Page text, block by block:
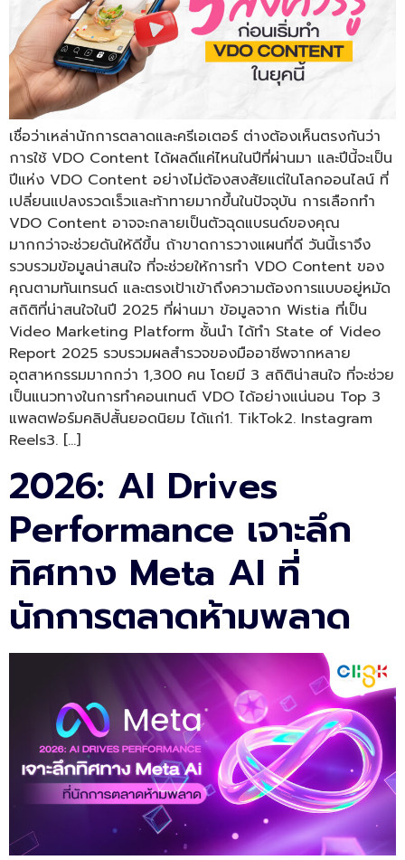
เชื่อว่าเหล่านักการตลาดและครีเอเตอร์ ต่างต้องเห็นตรงกันว่า
การใช้ VDO Content ได้ผลดีแค่ไหนในปีที่ผ่านมา และปีนี้จะเป็น
ปีแห่ง VDO Content อย่างไม่ต้องสงสัยแต่ในโลกออนไลน์ ที่
เปลี่ยนแปลงรวดเร็วและท้าทายมากขึ้นในปัจจุบัน การเลือกทำ
VDO Content อาจจะกลายเป็นตัวฉุดแบรนด์ของคุณ
มากกว่าจะช่วยดันให้ดีขึ้น ถ้าขาดการวางแผนที่ดี วันนี้เราจึง
รวบรวมข้อมูลน่าสนใจ ที่จะช่วยให้การทำ VDO Content ของ
คุณตามทันเทรนด์ และตรงเป้าเข้าถึงความต้องการแบบอยู่หมัด
สถิติที่น่าสนใจในปี 2025 ที่ผ่านมา ข้อมูลจาก Wistia ที่เป็น
Video Marketing Platform ชั้นนำ ได้ทำ State of Video
Report 2025 รวบรวมผลสำรวจของมืออาชีพจากหลาย
อุตสาหกรรมมากกว่า 1,300 คน โดยมี 3 สถิติน่าสนใจ ที่จะช่วย
เป็นแนวทางในการทำคอนเทนต์ VDO ได้อย่างแน่นอน Top 3
แพลตฟอร์มคลิปสั้นยอดนิยม ได้แก่1. TikTok2. Instagram
Reels3. […]
2026: AI Drives
Performance เจาะลึก
ทิศทาง Meta AI ที่
นักการตลาดห้ามพลาด